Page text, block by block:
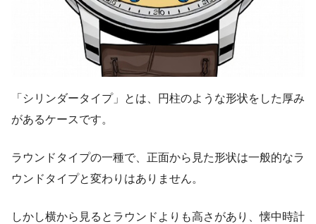
「シリンダータイプ」とは、円柱のような形状をした厚み
があるケースです。
ラウンドタイプの一種で、正面から見た形状は一般的なラ
ウンドタイプと変わりはありません。
しかし横から見るとラウンドよりも高さがあり、懐中時計